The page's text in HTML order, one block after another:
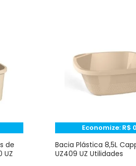
de
UZ
Economize: R$
Bacia Plástica 8,5L
UZ409 UZ Utilidades